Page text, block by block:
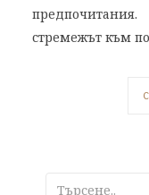
стремежът към